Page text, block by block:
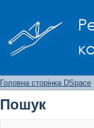
Головна сторінка DSpace
Пошук